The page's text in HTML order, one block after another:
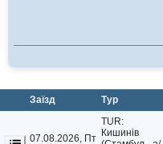
Заїзд Тур
07.08.2026, Пт
TUR:
Кишинів